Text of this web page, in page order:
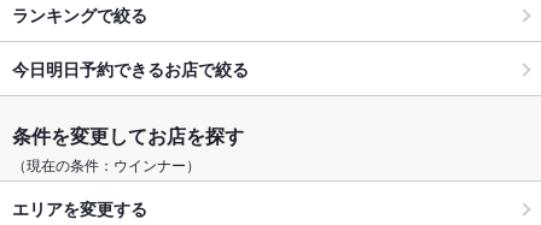
ランキングで絞る
今日明日予約できるお店で絞る
条件を変更してお店を探す
（現在の条件：ウインナー）
エリアを変更する